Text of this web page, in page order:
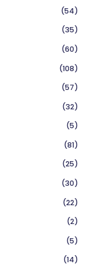
(54)
(35)
(60)
(108)
(57)
(32)
(5)
(81)
(25)
(30)
(22)
(2)
(5)
(14)